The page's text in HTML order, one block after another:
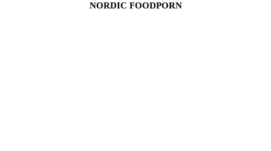
NORDIC FOODPORN